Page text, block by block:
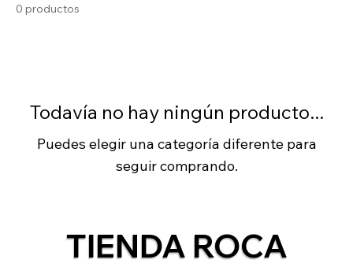
0 productos
Todavía no hay ningún producto...
Puedes elegir una categoría diferente para
seguir comprando.
TIENDA ROCA